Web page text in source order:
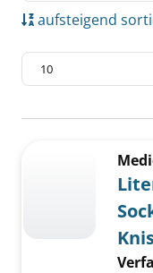
aufsteigend
Zu den Suchfiltern